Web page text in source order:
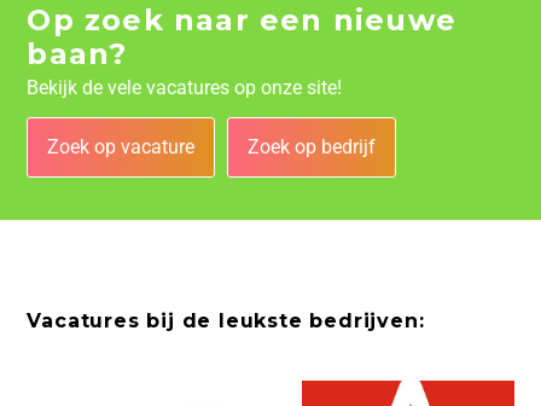
Op zoek naar een nieuwe
baan?
Bekijk de vele vacatures op onze site!
Zoek op vacature Zoek op bedrijf
Vacatures bij de leukste bedrijven: